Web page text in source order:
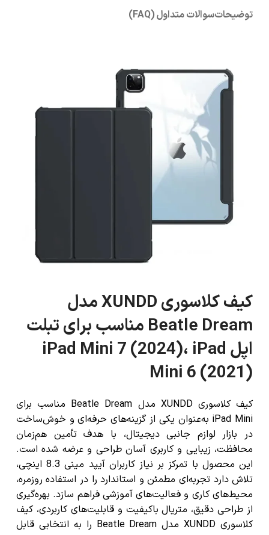
توضیحاتسوالات متداول (FAQ)
کیف کلاسوری XUNDD مدل
Beatle Dream مناسب برای تبلت
اپل iPad Mini 7 (2024)، iPad
Mini 6 (2021)
کیف کلاسوری XUNDD مدل Beatle Dream مناسب برای
iPad Mini به‌عنوان یکی از گزینه‌های حرفه‌ای و خوش‌ساخت
در بازار لوازم جانبی دیجیتال، با هدف تأمین هم‌زمان
محافظت، زیبایی و کاربری آسان طراحی و عرضه شده است.
این محصول با تمرکز بر نیاز کاربران آیپد مینی 8.3 اینچی،
تلاش دارد تجربه‌ای مطمئن و استاندارد را در استفاده روزمره،
محیط‌های کاری و فعالیت‌های آموزشی فراهم سازد. بهره‌گیری
از طراحی دقیق، متریال باکیفیت و قابلیت‌های کاربردی، کیف
کلاسوری XUNDD مدل Beatle Dream را به انتخابی قابل